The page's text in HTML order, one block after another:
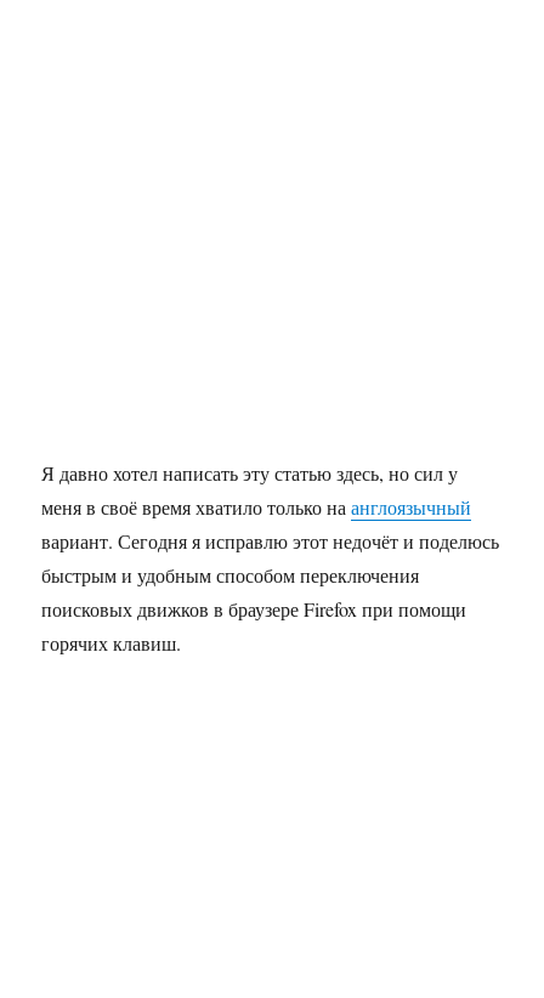
Я давно хотел написать эту статью здесь, но сил у
меня в своё время хватило только наанглоязычный
вариант. Сегодня я исправлю этот недочёт и поделюсь
быстрым и удобным способом переключения
поисковых движков в браузере Firefox при помощи
горячих клавиш.